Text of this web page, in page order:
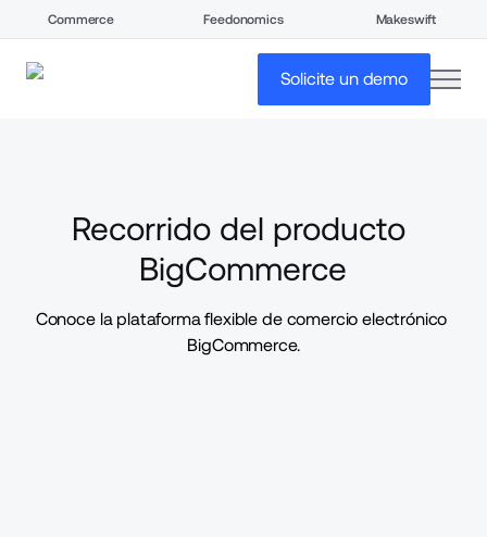
Commerce Feedonomics Makeswift
Solicite un demo
Recorrido del producto
BigCommerce
Conoce la plataforma flexible de comercio electrónico
BigCommerce.